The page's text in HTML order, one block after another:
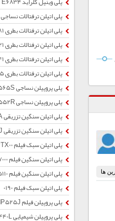
پلی اتیلن ترفتالات نساجی TG641
پلی اتیلن ترفتالات بطری BG781
پلی اتیلن ترفتالات بطری BG821
پلی اتیلن ترفتالات بطری BG841
پلی اتیلن ترفتالات بطری BG845
پلی پروپیلن نساجی HP565S
پلی پروپیلن نساجی HP552R
پلی اتیلن سنگین تزریقی 5620EA
پلی اتیلن سنگین تزریقی 2200J
پلی اتیلن سبک فیلم 2102TX00
پلی اتیلن سنگین فیلم F7000
پلی اتیلن سنگین فیلم HF5110
پلی اتیلن سبک فیلم 0190
پلی پروپیلن فیلم HP525J
پلی پروپیلن شیمیایی EP440L